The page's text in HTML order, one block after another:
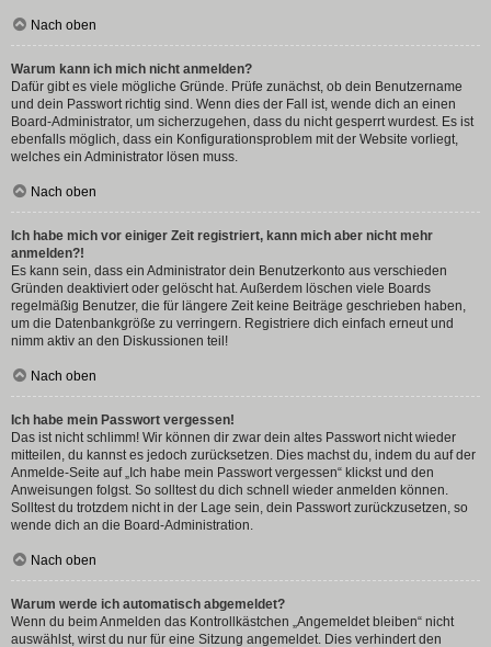
Nach oben
Warum kann ich mich nicht anmelden?
Dafür gibt es viele mögliche Gründe. Prüfe zunächst, ob dein Benutzername
und dein Passwort richtig sind. Wenn dies der Fall ist, wende dich an einen
Board-Administrator, um sicherzugehen, dass du nicht gesperrt wurdest. Es ist
ebenfalls möglich, dass ein Konfigurationsproblem mit der Website vorliegt,
welches ein Administrator lösen muss.
Nach oben
Ich habe mich vor einiger Zeit registriert, kann mich aber nicht mehr
anmelden?!
Es kann sein, dass ein Administrator dein Benutzerkonto aus verschieden
Gründen deaktiviert oder gelöscht hat. Außerdem löschen viele Boards
regelmäßig Benutzer, die für längere Zeit keine Beiträge geschrieben haben,
um die Datenbankgröße zu verringern. Registriere dich einfach erneut und
nimm aktiv an den Diskussionen teil!
Nach oben
Ich habe mein Passwort vergessen!
Das ist nicht schlimm! Wir können dir zwar dein altes Passwort nicht wieder
mitteilen, du kannst es jedoch zurücksetzen. Dies machst du, indem du auf der
Anmelde-Seite auf „Ich habe mein Passwort vergessen“ klickst und den
Anweisungen folgst. So solltest du dich schnell wieder anmelden können.
Solltest du trotzdem nicht in der Lage sein, dein Passwort zurückzusetzen, so
wende dich an die Board-Administration.
Nach oben
Warum werde ich automatisch abgemeldet?
Wenn du beim Anmelden das Kontrollkästchen „Angemeldet bleiben“ nicht
auswählst, wirst du nur für eine Sitzung angemeldet. Dies verhindert den